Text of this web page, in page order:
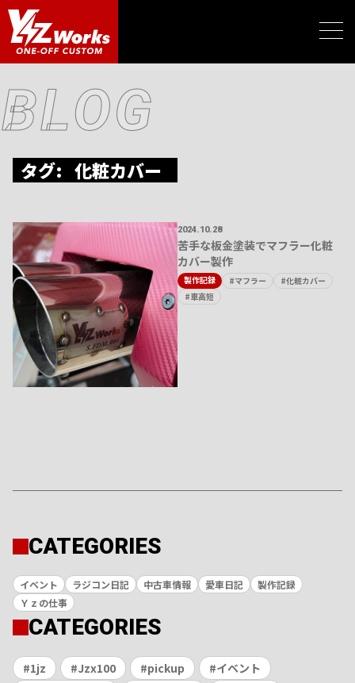
BLOG
タグ: 化粧カバー
2024.10.28
苦手な板金塗装でマフラー化粧
カバー製作
製作記録 #マフラー
#化粧カバー
#車高短
CATEGORIES
イベント ラジコン日記 中古車情報 愛車日記
製作記録
Ｙｚの仕事
CATEGORIES
1jz Jzx100 pickup
イベント